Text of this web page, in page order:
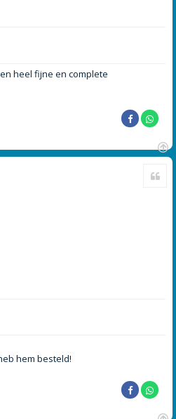
heel fijne en complete
O
hem besteld!